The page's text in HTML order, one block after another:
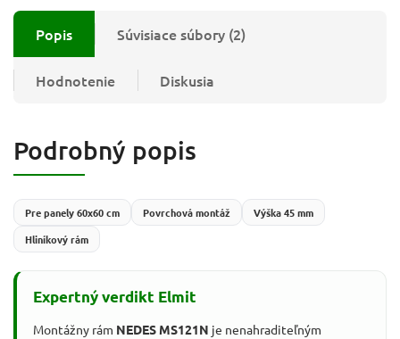
Popis Súvisiace súbory (2)
Hodnotenie Diskusia
Podrobný popis
Pre panely 60x60 cm Povrchová montáž
Výška 45 mm
Hliníkový rám
Expertný verdikt Elmit
Montážny rám NEDES MS121N je nenahraditeľným